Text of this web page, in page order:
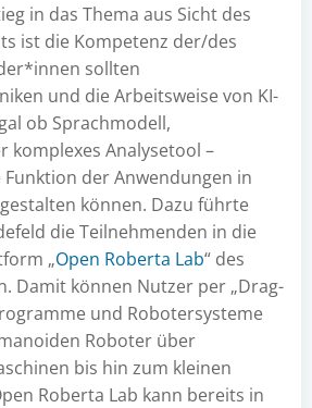
in das Thema aus Sicht des
ist die Kompetenz der/des
sollten
und die Arbeitsweise von KI-
ob Sprachmodell,
komplexes Analysetool –
der Anwendungen in
können. Dazu führte
die Teilnehmenden in die
„Open Roberta Lab“ des
Damit können Nutzer per „Drag-
und Robotersysteme
Roboter über
bis hin zum kleinen
Roberta Lab kann bereits in